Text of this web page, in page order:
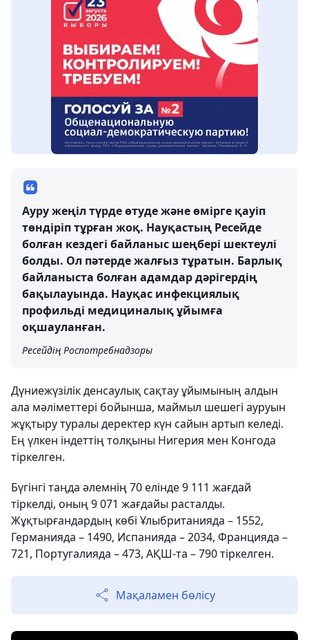
Ауру жеңіл түрде өтуде және өмірге қауіп
төндіріп тұрған жоқ. Науқастың Ресейде
болған кездегі байланыс шеңбері шектеулі
болды. Ол пәтерде жалғыз тұратын. Барлық
байланыста болған адамдар дәрігердің
бақылауында. Науқас инфекциялық
профильді медициналық ұйымға
оқшауланған.
Ресейдің Роспотребнадзоры
Дүниежүзілік денсаулық сақтау ұйымының алдын
ала мәліметтері бойынша, маймыл шешегі ауруын
жұқтыру туралы деректер күн сайын артып келеді.
Ең үлкен індеттің толқыны Нигерия мен Конгода
тіркелген.
Бүгінгі таңда әлемнің 70 елінде 9 111 жағдай
тіркелді, оның 9 071 жағдайы расталды.
Жұқтырғандардың көбі Ұлыбританияда – 1552,
Германияда – 1490, Испанияда – 2034, Францияда –
721, Португалияда – 473, АҚШ-та – 790 тіркелген.
Мақаламен бөлісу